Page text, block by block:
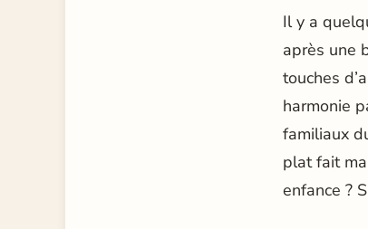
Il y a
après une
touches
harmonie
familiaux
plat fait
enfance ?